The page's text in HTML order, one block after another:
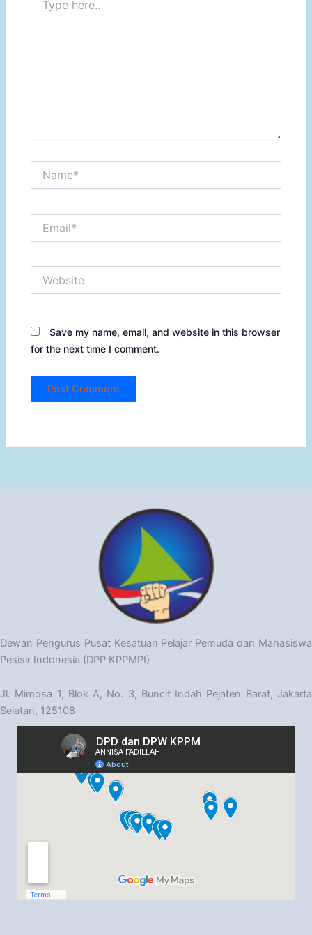
here..
Save my name, email, and website in this browser
for the next time I comment.
Dewan Pengurus Pusat Kesatuan Pelajar Pemuda dan Mahasiswa
Pesisir Indonesia (DPP KPPMPI)
Jl. Mimosa 1, Blok A, No. 3, Buncit Indah Pejaten Barat, Jakarta
Selatan, 125108